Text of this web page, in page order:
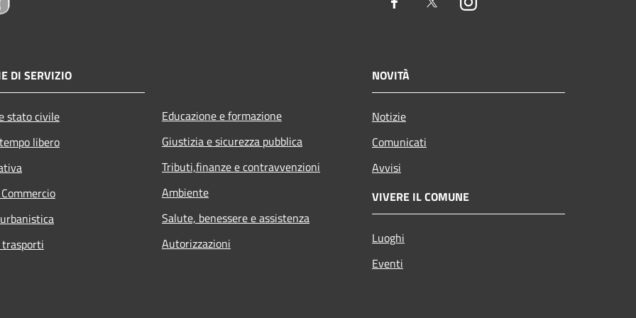
DI SERVIZIO
stato civile
libero
Educazione e formazione
Giustizia e sicurezza pubblica
Tributi,finanze e contravvenzioni
Ambiente
Salute, benessere e assistenza
Autorizzazioni
NOVITÀ
Notizie
Comunicati
Avvisi
VIVERE IL COMUNE
Luoghi
Eventi